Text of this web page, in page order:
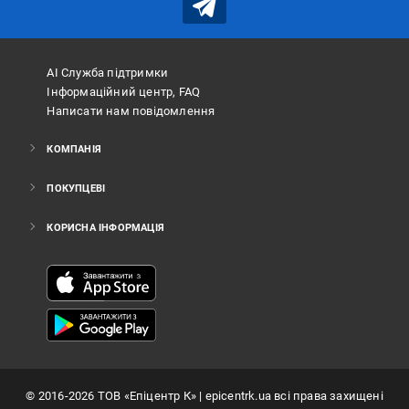
АІ Служба підтримки
Інформаційний центр, FAQ
Написати нам повідомлення
КОМПАНІЯ
ПОКУПЦЕВІ
КОРИСНА ІНФОРМАЦІЯ
© 2016-2026 ТОВ «Епіцентр К»| epicentrk.ua всі права захищені